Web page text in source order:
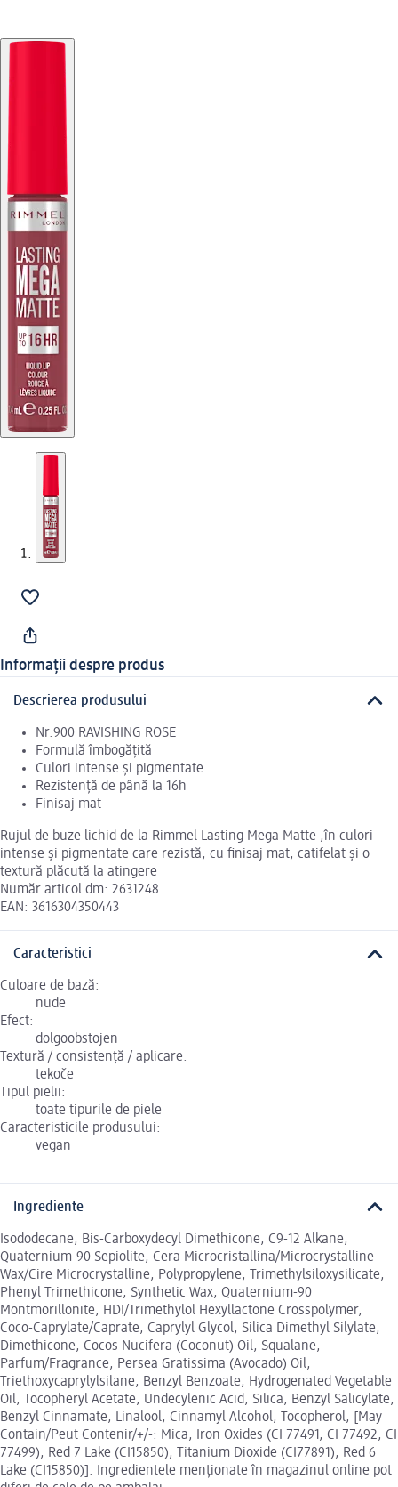
Informații despre produs
Descrierea produsului
Nr.900 RAVISHING ROSE
Formulă îmbogățită
Culori intense și pigmentate
Rezistență de până la 16h
Finisaj mat
Rujul de buze lichid de la Rimmel Lasting Mega Matte ,în culori
intense și pigmentate care rezistă, cu finisaj mat, catifelat și o
textură plăcută la atingere
Număr articol dm: 2631248
EAN: 3616304350443
Caracteristici
Culoare de bază:
nude
Efect:
dolgoobstojen
Textură / consistență / aplicare:
tekoče
Tipul pielii:
toate tipurile de piele
Caracteristicile produsului:
vegan
Ingrediente
Isododecane, Bis-Carboxydecyl Dimethicone, C9-12 Alkane,
Quaternium-90 Sepiolite, Cera Microcristallina/Microcrystalline
Wax/Cire Microcrystalline, Polypropylene, Trimethylsiloxysilicate,
Phenyl Trimethicone, Synthetic Wax, Quaternium-90
Montmorillonite, HDI/Trimethylol Hexyllactone Crosspolymer,
Coco-Caprylate/Caprate, Caprylyl Glycol, Silica Dimethyl Silylate,
Dimethicone, Cocos Nucifera (Coconut) Oil, Squalane,
Parfum/Fragrance, Persea Gratissima (Avocado) Oil,
Triethoxycaprylylsilane, Benzyl Benzoate, Hydrogenated Vegetable
Oil, Tocopheryl Acetate, Undecylenic Acid, Silica, Benzyl Salicylate,
Benzyl Cinnamate, Linalool, Cinnamyl Alcohol, Tocopherol, [May
Contain/Peut Contenir/+/-: Mica, Iron Oxides (CI 77491, CI 77492, CI
77499), Red 7 Lake (CI15850), Titanium Dioxide (CI77891), Red 6
Lake (CI15850)]. Ingredientele menționate în magazinul online pot